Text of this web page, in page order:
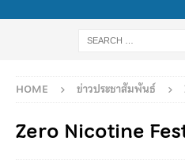
HOME ข่าวประชาสัมพันธ์
Zero Nicotine